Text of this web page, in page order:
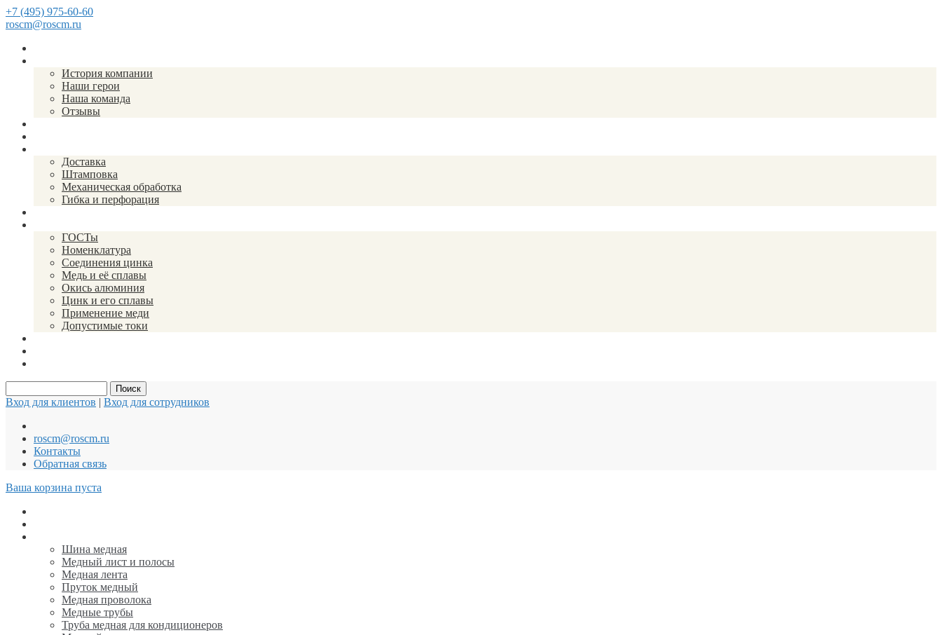
+7 (495) 975-60-60
roscm@roscm.ru
История компании
Наши герои
Наша команда
Отзывы
Доставка
Штамповка
Механическая обработка
Гибка и перфорация
ГОСТы
Номенклатура
Соединения цинка
Медь и её сплавы
Окись алюминия
Цинк и его сплавы
Применение меди
Допустимые токи
Вход для клиентов | Вход для сотрудников
roscm@roscm.ru
Контакты
Обратная связь
Ваша корзина пуста
Шина медная
Медный лист и полосы
Медная лента
Пруток медный
Медная проволока
Медные трубы
Труба медная для кондиционеров